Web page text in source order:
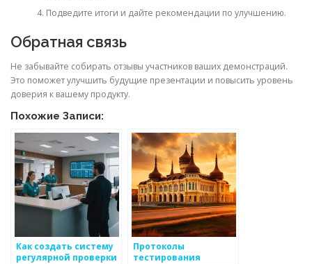
Подведите итоги и дайте рекомендации по улучшению.
Обратная связь
Не забывайте собирать отзывы участников ваших демонстраций.
Это поможет улучшить будущие презентации и повысить уровень
доверия к вашему продукту.
Похожие Записи:
Как создать систему
регулярной проверки
Протоколы
тестирования